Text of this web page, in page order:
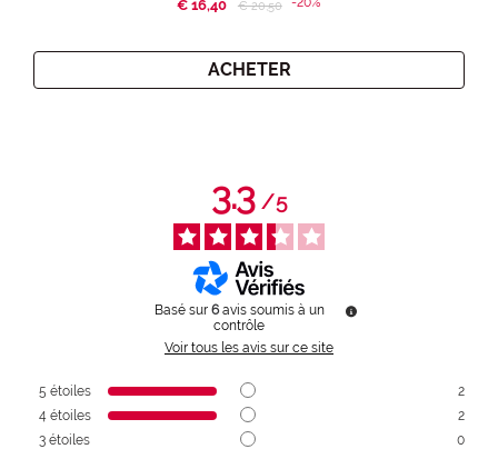
€ 16,40 Price reduced from
€ 20,50to
ACHETER
3.3/5
Basé sur 6 avis soumis à un
contrôle
Voir tous les avis sur ce site
5 étoiles
2
4 étoiles
2
3 étoiles
0